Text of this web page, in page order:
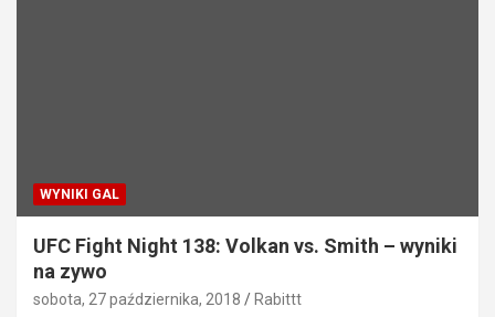
WYNIKI GAL
UFC Fight Night 138: Volkan vs. Smith – wyniki
na zywo
sobota, 27 października, 2018 Rabittt